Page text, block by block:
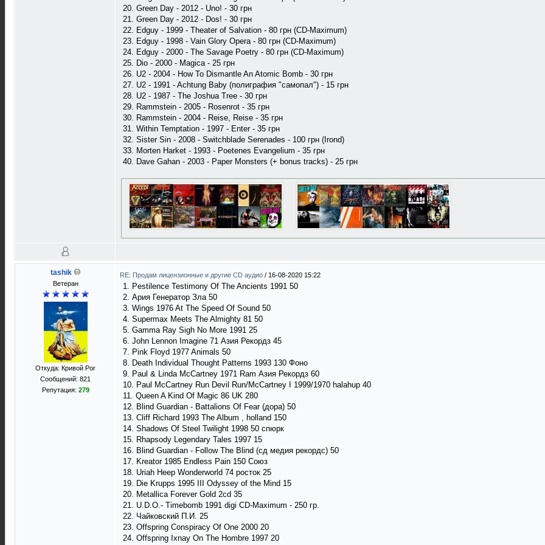
20. Green Day - 2012 - Uno! - 30 грн
21. Green Day - 2012 - Dos! - 30 грн
22. Edguy - 1999 - Theater of Salvation - 80 грн (CD-Maximum)
23. Edguy - 1998 - Vain Glory Opera - 80 грн (CD-Maximum)
24. Edguy - 2000 - The Savage Poetry - 80 грн (CD-Maximum)
25. Dio - 2000 - Magica - 25 грн
26. U2 - 2004 - How To Dismantle An Atomic Bomb - 30 грн
27. U2 - 1991 - Achtung Baby (полиграфия "самопал") - 15 грн
28. U2 - 1987 - The Joshua Tree - 30 грн
29. Rammstein - 2005 - Rosenrot - 35 грн
30. Rammstein - 2004 - Reise, Reise - 35 грн
31. Within Temptation - 1997 - Enter - 35 грн
32. Sister Sin - 2008 - Switchblade Serenades - 100 грн (Irond)
33. Morten Harket - 1993 - Poetenes Evangelium - 35 грн
40. Dave Gahan - 2003 - Paper Monsters (+ bonus tracks) - 25 грн
tashik
Ветеран
Откуда: Кривой Рог
Сообщений: 821
Репутация: 279
RE: Продам лицензионные и другие CD аудио / 16-08-2020 15:22
1. Pestilence Testimony Of The Ancients 1991 50
2. Ария Генератор Зла 50
3. Wings 1976 At The Speed Of Sound 50
4. Supermax Meets The Almighty 81 50
5. Gamma Ray Sigh No More 1991 25
6. John Lennon Imagine 71 Азия Рекордз 45
7. Pink Floyd 1977 Animals 50
8. Death Individual Thought Patterns 1993 130 Фоно
9. Paul & Linda McCartney 1971 Ram Азия Рекордз 60
10. Paul McCartney Run Devil Run/McCartney I 1999/1970 halahup 40
11. Queen A Kind Of Magic 86 UK 280
12. Blind Guardian - Battalions Of Fear (дора) 50
13. Cliff Richard 1993 The Album , holland 150
14. Shadows Of Steel Twilight 1998 50 спюрк
15. Rhapsody Legendary Tales 1997 15
16. Blind Guardian - Follow The Blind (сд медия рекордс) 50
17. Kreator 1985 Endless Pain 150 Союз
18. Uriah Heep Wonderworld 74 росток 25
19. Die Krupps 1995 III Odyssey of the Mind 15
20. Metallica Forever Gold 2cd 35
21. U.D.O.- Timebomb 1991 digi CD-Maximum - 250 гр.
22. Чайковский П.И. 25
23. Offspring Conspiracy Of One 2000 20
24. Offspring Ixnay On The Hombre 1997 20